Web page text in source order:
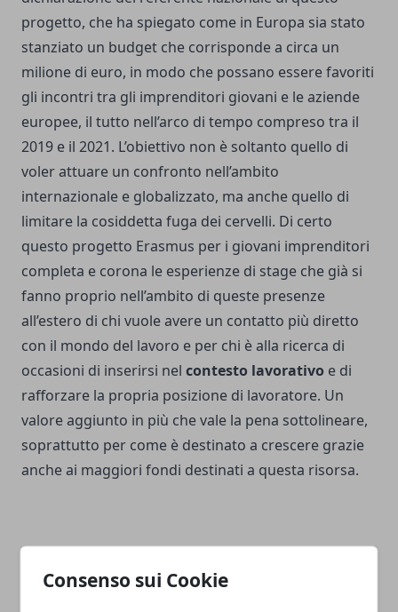
Consenso sui Cookie
progetto, che ha spiegato come in Europa sia stato
stanziato un budget che corrisponde a circa un
milione di euro, in modo che possano essere favoriti
gli incontri tra gli imprenditori giovani e le aziende
europee, il tutto nell’arco di tempo compreso tra il
2019 e il 2021. L’obiettivo non è soltanto quello di
voler attuare un confronto nell’ambito
internazionale e globalizzato, ma anche quello di
limitare la cosiddetta fuga dei cervelli. Di certo
questo progetto Erasmus per i giovani imprenditori
completa e corona le esperienze di stage che già si
fanno proprio nell’ambito di queste presenze
all’estero di chi vuole avere un contatto più diretto
con il mondo del lavoro e per chi è alla ricerca di
occasioni di inserirsi nel contesto lavorativo e di
rafforzare la propria posizione di lavoratore. Un
valore aggiunto in più che vale la pena sottolineare,
soprattutto per come è destinato a crescere grazie
anche ai maggiori fondi destinati a questa risorsa.
Facebook
TwitterWhatsapp